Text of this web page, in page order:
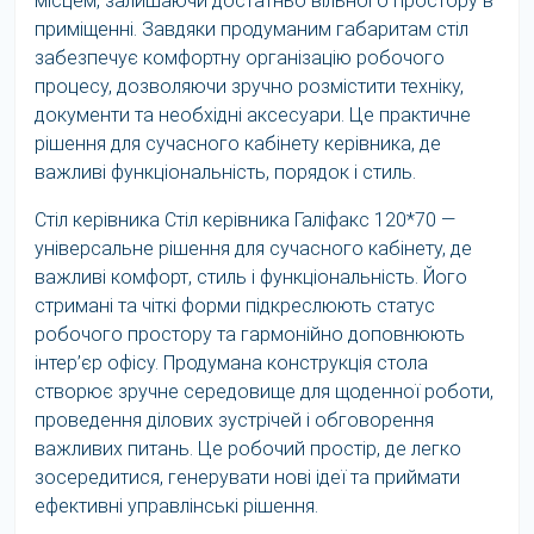
приміщенні. Завдяки продуманим габаритам стіл
забезпечує комфортну організацію робочого
процесу, дозволяючи зручно розмістити техніку,
документи та необхідні аксесуари. Це практичне
рішення для сучасного кабінету керівника, де
важливі функціональність, порядок і стиль.
Стіл керівника Стіл керівника Галіфакс 120*70 —
універсальне рішення для сучасного кабінету, де
важливі комфорт, стиль і функціональність. Його
стримані та чіткі форми підкреслюють статус
робочого простору та гармонійно доповнюють
інтер’єр офісу. Продумана конструкція стола
створює зручне середовище для щоденної роботи,
проведення ділових зустрічей і обговорення
важливих питань. Це робочий простір, де легко
зосередитися, генерувати нові ідеї та приймати
ефективні управлінські рішення.